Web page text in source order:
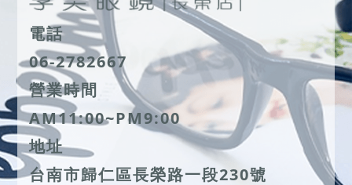
電話
06-2782667
營業時間
AM11:00~PM9:00
地址
台南市歸仁區長榮路一段230號